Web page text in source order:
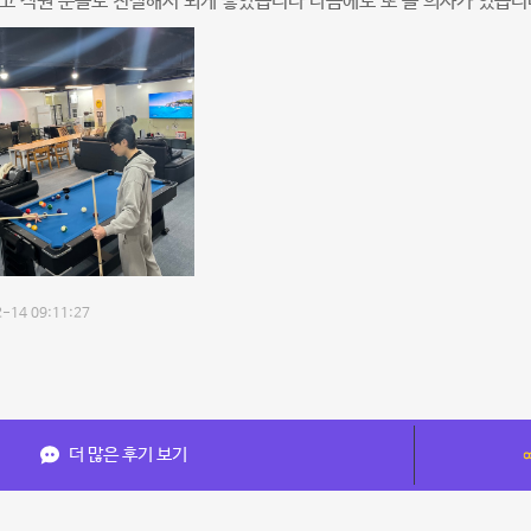
14 09:11:27
더 많은 후기 보기